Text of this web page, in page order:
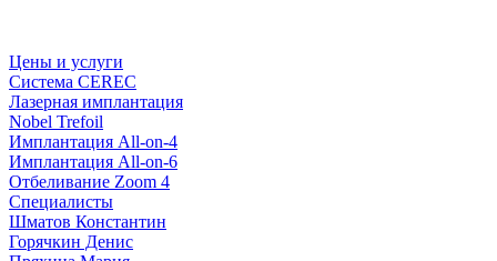
Цены и услуги
Система CEREC
Лазерная имплантация
Nobel Trefoil
Имплантация All-on-4
Имплантация All-on-6
Отбеливание Zoom 4
Специалисты
Шматов Константин
Горячкин Денис